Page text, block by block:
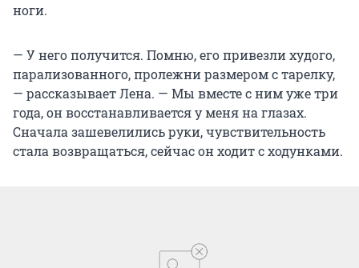
ноги.
— У него получится. Помню, его привезли худого,
парализованного, пролежни размером с тарелку,
— рассказывает Лена. — Мы вместе с ним уже три
года, он восстанавливается у меня на глазах.
Сначала зашевелились руки, чувствительность
стала возвращаться, сейчас он ходит с ходунками.